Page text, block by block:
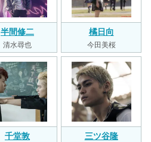
半間修二
清水尋也
橘日向
今田美桜
千堂敦 三ツ谷隆